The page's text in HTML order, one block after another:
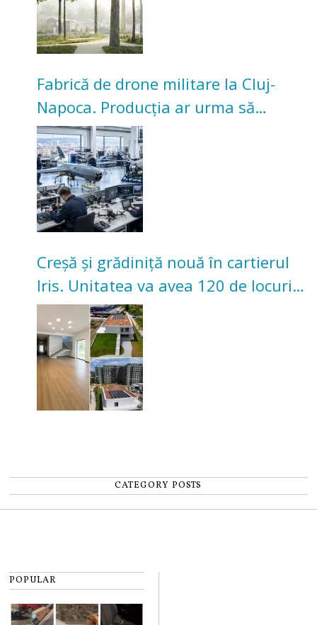
Fabrică de drone militare la Cluj-
Napoca. Producția ar urma să
înceapă în toamna acestui an
Creșă și grădiniță nouă în cartierul
Iris. Unitatea va avea 120 de locuri
pentru copii
CATEGORY POSTS
POPULAR